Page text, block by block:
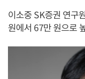
이소중 SK증권 연구
원에서 67만 원으로